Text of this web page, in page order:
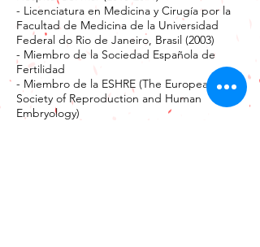
- Licenciatura en Medicina y Cirugía por la
Facultad de Medicina de la Universidad
Federal do Rio de Janeiro, Brasil (2003)
- Miembro de la Sociedad Española de
Fertilidad
- Miembro de la ESHRE (The European
Society of Reproduction and Human
Embryology)